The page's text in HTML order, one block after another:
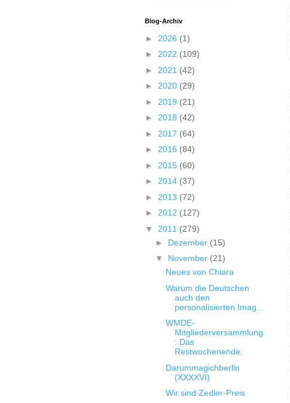
Blog-Archiv
► 2026 (1)
► 2022 (109)
► 2021 (42)
► 2020 (29)
► 2019 (21)
► 2018 (42)
► 2017 (64)
► 2016 (84)
► 2015 (60)
► 2014 (37)
► 2013 (72)
► 2012 (127)
▼ 2011 (279)
► Dezember (15)
▼ November (21)
Neues von Chiara
Warum die Deutschen
auch den
personalisierten Imag...
WMDE-
Mitgliederversammlung
: Das
Restwochenende.
Darummagichberlin
(XXXXVI)
Wir sind Zedler-Preis